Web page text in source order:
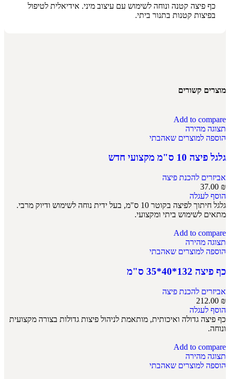
כף פיצה קטנה ונוחה לשימוש עם עיצוב מיני. אידיאלית לטיפול
בפיצות קטנות בתנור ביתי.
מוצרים קשורים
Add to compare
תצוגה מהירה
הוספה למוצרים שאהבתי
גלגל פיצה 10 ס"מ מקצועי חדש
אביזרים להכנת פיצה
37.00 ₪
הוסף לעגלה
גלגל חיתוך לפיצה בקוטר 10 ס"מ, בעל ידית נוחה לשימוש ודיוק מרבי.
מתאים לשימוש ביתי ומקצועי.
Add to compare
תצוגה מהירה
הוספה למוצרים שאהבתי
כף פיצה 132*40*35 ס"מ
אביזרים להכנת פיצה
212.00 ₪
הוסף לעגלה
כף פיצה גדולה ואיכותית, מותאמת לניהול פיצות גדולות בצורה מקצועית
ונוחה.
Add to compare
תצוגה מהירה
הוספה למוצרים שאהבתי